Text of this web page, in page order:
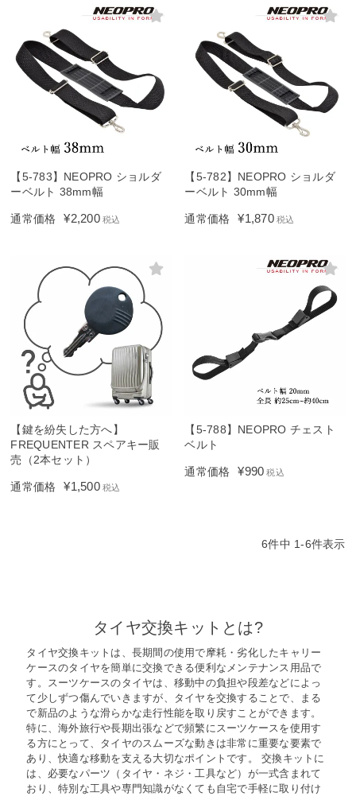
【5-783】NEOPRO ショルダ
ーベルト 38mm幅
通常価格 ¥2,200 税込
【5-782】NEOPRO ショルダ
ーベルト 30mm幅
通常価格 ¥1,870 税込
【鍵を紛失した方へ】
FREQUENTER スペアキー販
売（2本セット）
通常価格 ¥1,500 税込
【5-788】NEOPRO チェスト
ベルト
通常価格 ¥990 税込
6件中 1-6件表示
タイヤ交換キットとは?
タイヤ交換キットは、長期間の使用で摩耗・劣化したキャリー
ケースのタイヤを簡単に交換できる便利なメンテナンス用品で
す。スーツケースのタイヤは、移動中の負担や段差などによっ
て少しずつ傷んでいきますが、タイヤを交換することで、まる
で新品のような滑らかな走行性能を取り戻すことができます。
特に、海外旅行や長期出張などで頻繁にスーツケースを使用す
る方にとって、タイヤのスムーズな動きは非常に重要な要素で
あり、快適な移動を支える大切なポイントです。 交換キットに
は、必要なパーツ（タイヤ・ネジ・工具など）が一式含まれて
おり、特別な工具や専門知識がなくても自宅で手軽に取り付け